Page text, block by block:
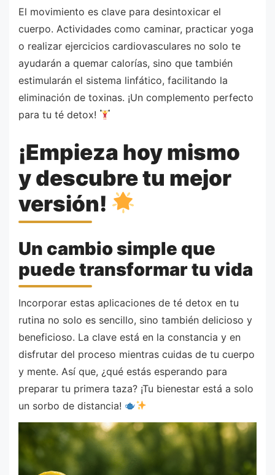
El movimiento es clave para desintoxicar el
cuerpo. Actividades como caminar, practicar yoga
o realizar ejercicios cardiovasculares no solo te
ayudarán a quemar calorías, sino que también
estimularán el sistema linfático, facilitando la
eliminación de toxinas. ¡Un complemento perfecto
para tu té detox!
¡Empieza hoy mismo
y descubre tu mejor
versión!
Un cambio simple que
puede transformar tu vida
Incorporar estas aplicaciones de té detox en tu
rutina no solo es sencillo, sino también delicioso y
beneficioso. La clave está en la constancia y en
disfrutar del proceso mientras cuidas de tu cuerpo
y mente. Así que, ¿qué estás esperando para
preparar tu primera taza? ¡Tu bienestar está a solo
un sorbo de distancia!